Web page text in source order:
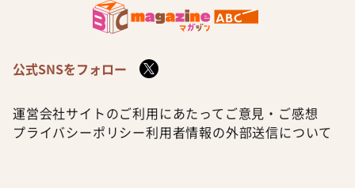
公式SNSをフォロー
運営会社サイトのご利用にあたって ご意見・ご感想
プライバシーポリシー利用者情報の外部送信について